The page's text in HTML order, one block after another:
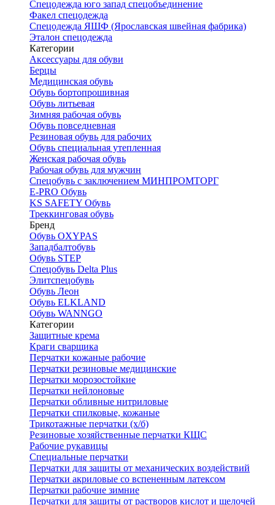
Спецодежда юго запад спецобъединение
Факел спецодежда
Спецодежда ЯШФ (Ярославская швейная фабрика)
Эталон спецодежда
Категории
Аксессуары для обуви
Берцы
Медицинская обувь
Обувь бортопрошивная
Обувь литьевая
Зимняя рабочая обувь
Обувь повседневная
Резиновая обувь для рабочих
Обувь специальная утепленная
Женская рабочая обувь
Рабочая обувь для мужчин
Спецобувь с заключением МИНПРОМТОРГ
E-PRO Обувь
KS SAFETY Обувь
Треккинговая обувь
Бренд
Обувь OXYPAS
Западбалтобувь
Обувь STEP
Спецобувь Delta Plus
Элитспецобувь
Обувь Леон
Обувь ELKLAND
Обувь WANNGO
Категории
Защитные крема
Краги сварщика
Перчатки кожаные рабочие
Перчатки резиновые медицинские
Перчатки морозостойкие
Перчатки нейлоновые
Перчатки обливные нитриловые
Перчатки спилковые, кожаные
Трикотажные перчатки (х/б)
Резиновые хозяйственные перчатки КЩС
Рабочие рукавицы
Специальные перчатки
Перчатки для защиты от механических воздействий
Перчатки акриловые со вспененным латексом
Перчатки рабочие зимние
Перчатки для защиты от растворов кислот и щелочей